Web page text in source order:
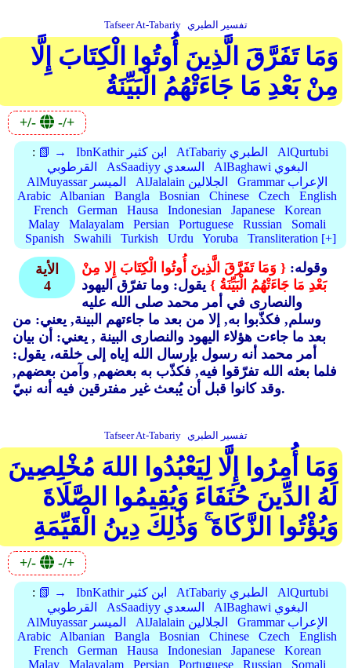
Tafseer At-Tabariy تفسير الطبري
وَمَا تَفَرَّقَ الَّذِينَ أُوتُوا الْكِتَابَ إِلَّا
مِنْ بَعْدِ مَا جَاءَتْهُمُ الْبَيِّنَةُ
+/- -/+
: 📗 → IbnKathir ابن كثير AtTabariy الطبري
AlQurtubi
القرطوبي
AsSaadiyy السعدي
AlBaghawi البغوي
AlMuyassar الميسر
AlJalalain الجلالين
Grammar الإعراب
Arabic
Albanian Bangla Bosnian Chinese Czech
English
French
German Hausa Indonesian Japanese
Korean
Malay
Malayalam Persian Portuguese Russian
Somali
Spanish
Swahili Turkish Urdu Yoruba Transliteration [+]
الأية
4
وقوله: { وَمَا تَفَرَّقَ الَّذِينَ أُوتُوا الْكِتَابَ إِلا مِنْ
بَعْدِ مَا جَاءَتْهُمُ الْبَيِّنَةُ } يقول: وما تفرّق اليهود
والنصارى في أمر محمد صلى الله عليه
وسلم, فكذّبوا به, إلا من بعد ما جاءتهم البينة, يعني: من
بعد ما جاءت هؤلاء اليهود والنصارى البينة , يعني: أن بيان
أمر محمد أنه رسول بإرسال الله إياه إلى خلقه، يقول:
فلما بعثه الله تفرّقوا فيه, فكذّب به بعضهم, وآمن بعضهم,
وقد كانوا قبل أن يُبعث غير مفترقين فيه أنه نبيّ.
Tafseer At-Tabariy تفسير الطبري
وَمَا أُمِرُوا إِلَّا لِيَعْبُدُوا اللهَ مُخْلِصِينَ
لَهُ الدِّينَ حُنَفَاءَ وَيُقِيمُوا الصَّلَاةَ
وَيُؤْتُوا الزَّكَاةَ ۚ وَذَٰلِكَ دِينُ الْقَيِّمَةِ
+/- -/+
: 📗 → IbnKathir ابن كثير AtTabariy الطبري
AlQurtubi
القرطوبي
AsSaadiyy السعدي
AlBaghawi البغوي
AlMuyassar الميسر
AlJalalain الجلالين
Grammar الإعراب
Arabic
Albanian Bangla Bosnian Chinese Czech
English
French
German Hausa Indonesian Japanese
Korean
Malay
Malayalam Persian Portuguese Russian Somali